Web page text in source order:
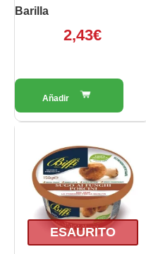
Barilla
2,43€
ESAURITO